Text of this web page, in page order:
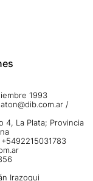
1993
/
4, La Plata; Provincia
Irazoqui